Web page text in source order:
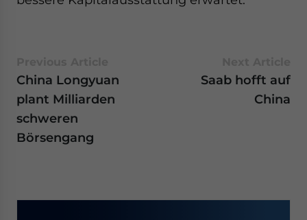
China Longyuan
plant Milliarden
schweren
Börsengang
Saab hofft auf
China